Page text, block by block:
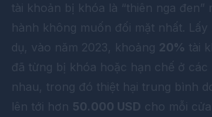
tài khoản bị khóa là “thiên nga đen”
hành không muốn đối mặt nhất.
dụ, vào năm 2023, khoảng 20% tài
đã từng bị khóa hoặc hạn chế ở các
nhau, trong đó thiệt hại trung bình
lên tới hơn 50.000 USD cho mỗi